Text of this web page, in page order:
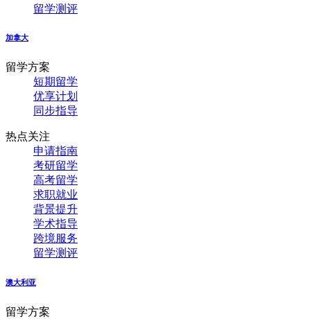
留学测评
加拿大
留学方案
短期留学
优享计划
同步指导
热点关注
申请指南
考研留学
高考留学
求职就业
背景提升
学术指导
跨境服务
留学测评
澳大利亚
留学方案